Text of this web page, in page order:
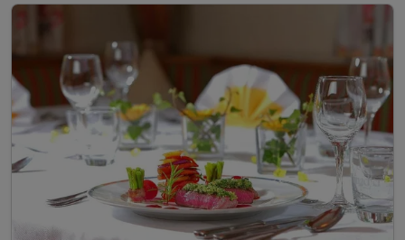
1 x Willkommensgetränk
inkl. 1 Flasche Wasser auf dem Zimmer
inkl. abgeschlossene Fahrrad-Garage
inkl. Parkplatz
inkl. WLAN
inkl. Übernachtungssteuer